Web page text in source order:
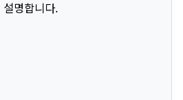
명합니다.